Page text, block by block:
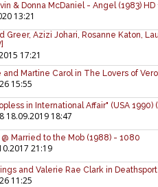
& Donna McDaniel - Angel (1983)
13:21
Greer, Azizi Johari, Rosanne Katon,
17:21
and Martine Carol in The Lovers of
15:55
in International Affair" (USA 1990)
18.09.2019 18:47
Married to the Mob (1988) - 1080
21:19
and Valerie Rae Clark in
11:25